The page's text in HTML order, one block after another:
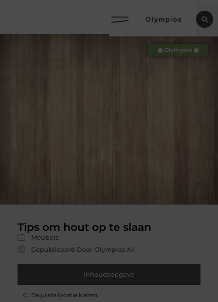
Tips om hout op te slaan
Meubels
Gepubliceerd Door Olympios.nl
Inhoudsopgave
De juiste locatie kiezen
◉ Olympios ◉